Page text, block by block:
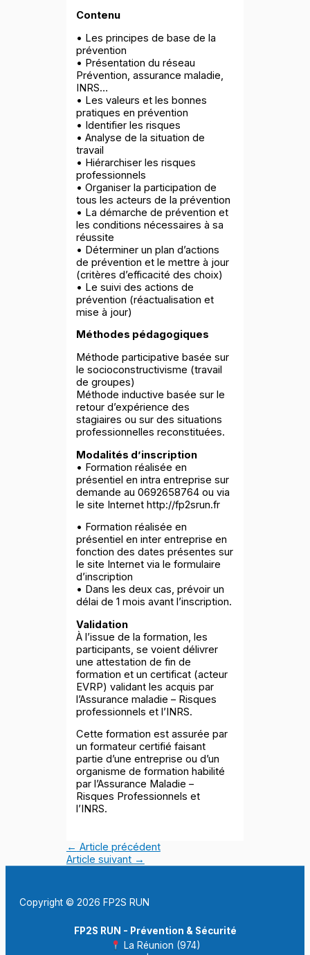
Contenu
• Les principes de base de la
prévention
• Présentation du réseau
Prévention, assurance maladie,
INRS…
• Les valeurs et les bonnes
pratiques en prévention
• Identifier les risques
• Analyse de la situation de
travail
• Hiérarchiser les risques
professionnels
• Organiser la participation de
tous les acteurs de la prévention
• La démarche de prévention et
les conditions nécessaires à sa
réussite
• Déterminer un plan d’actions
de prévention et le mettre à jour
(critères d’efficacité des choix)
• Le suivi des actions de
prévention (réactualisation et
mise à jour)
Méthodes pédagogiques
Méthode participative basée sur
le socioconstructivisme (travail
de groupes)
Méthode inductive basée sur le
retour d’expérience des
stagiaires ou sur des situations
professionnelles reconstituées.
Modalités d’inscription
• Formation réalisée en
présentiel en intra entreprise sur
demande au 0692658764 ou via
le site Internet http://fp2srun.fr
• Formation réalisée en
présentiel en inter entreprise en
fonction des dates présentes sur
le site Internet via le formulaire
d’inscription
• Dans les deux cas, prévoir un
délai de 1 mois avant l’inscription.
Validation
À l’issue de la formation, les
participants, se voient délivrer
une attestation de fin de
formation et un certificat (acteur
EVRP) validant les acquis par
l’Assurance maladie – Risques
professionnels et l’INRS.
Cette formation est assurée par
un formateur certifié faisant
partie d’une entreprise ou d’un
organisme de formation habilité
par l’Assurance Maladie –
Risques Professionnels et
l’INRS.
← Article précédent
Article suivant →
Copyright © 2026 FP2S RUN
FP2S RUN - Prévention & Sécurité
La Réunion (974)